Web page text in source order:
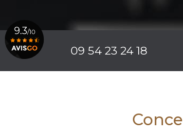
09 54 23 24 18
9.3/10